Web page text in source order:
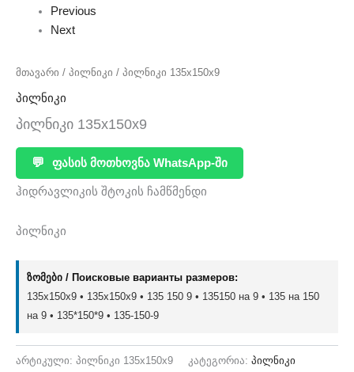
Previous
Next
მთავარი / პილნიკი / პილნიკი 135x150x9
პილნიკი
პილნიკი 135x150x9
💬 ფასის მოთხოვნა WhatsApp-ში
ჰიდრავლიკის შტოკის ჩამწმენდი
პილნიკი
ზომები / Поисковые варианты размеров:
135x150x9 • 135х150х9 • 135 150 9 • 135150 на 9 • 135 на 150
на 9 • 135*150*9 • 135-150-9
არტიკული: პილნიკი 135x150x9 კატეგორია: პილნიკი